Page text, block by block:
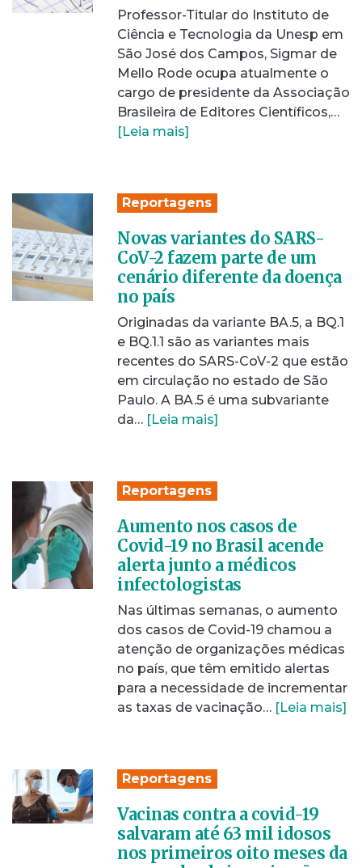
Professor-Titular do Instituto de
Ciência e Tecnologia da Unesp em
São José dos Campos, Sigmar de
Mello Rode ocupa atualmente o
cargo de presidente da Associação
Brasileira de Editores Científicos,…
[Leia mais]
Reportagens
Novas variantes do SARS-
CoV-2 fazem parte de um
cenário diferente da doença
no país
Originadas da variante BA.5, a BQ.1
e BQ.1.1 são as variantes mais
recentes do SARS-CoV-2 que estão
em circulação no estado de São
Paulo. A BA.5 é uma subvariante
da… [Leia mais]
Reportagens
Aumento nos casos de
Covid-19 no Brasil acende
alerta junto a médicos
infectologistas
Nas últimas semanas, o aumento
dos casos de Covid-19 chamou a
atenção de organizações médicas
no país, que têm emitido alertas
para a necessidade de incrementar
as taxas de vacinação… [Leia mais]
Reportagens
Vacinas contra a covid-19
salvaram até 63 mil idosos
nos primeiros oito meses da